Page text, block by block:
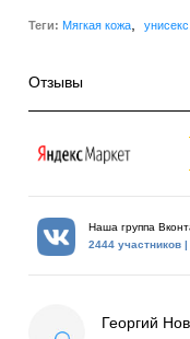
Теги: Мягкая кожа, унисекс
Отзывы
Наша группа
2444 участников
Георгий